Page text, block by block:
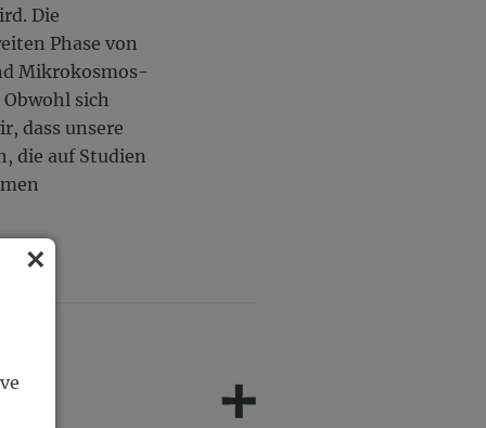
Die
Phase von
Mikrokosmos-
sich
dass unsere
die auf Studien